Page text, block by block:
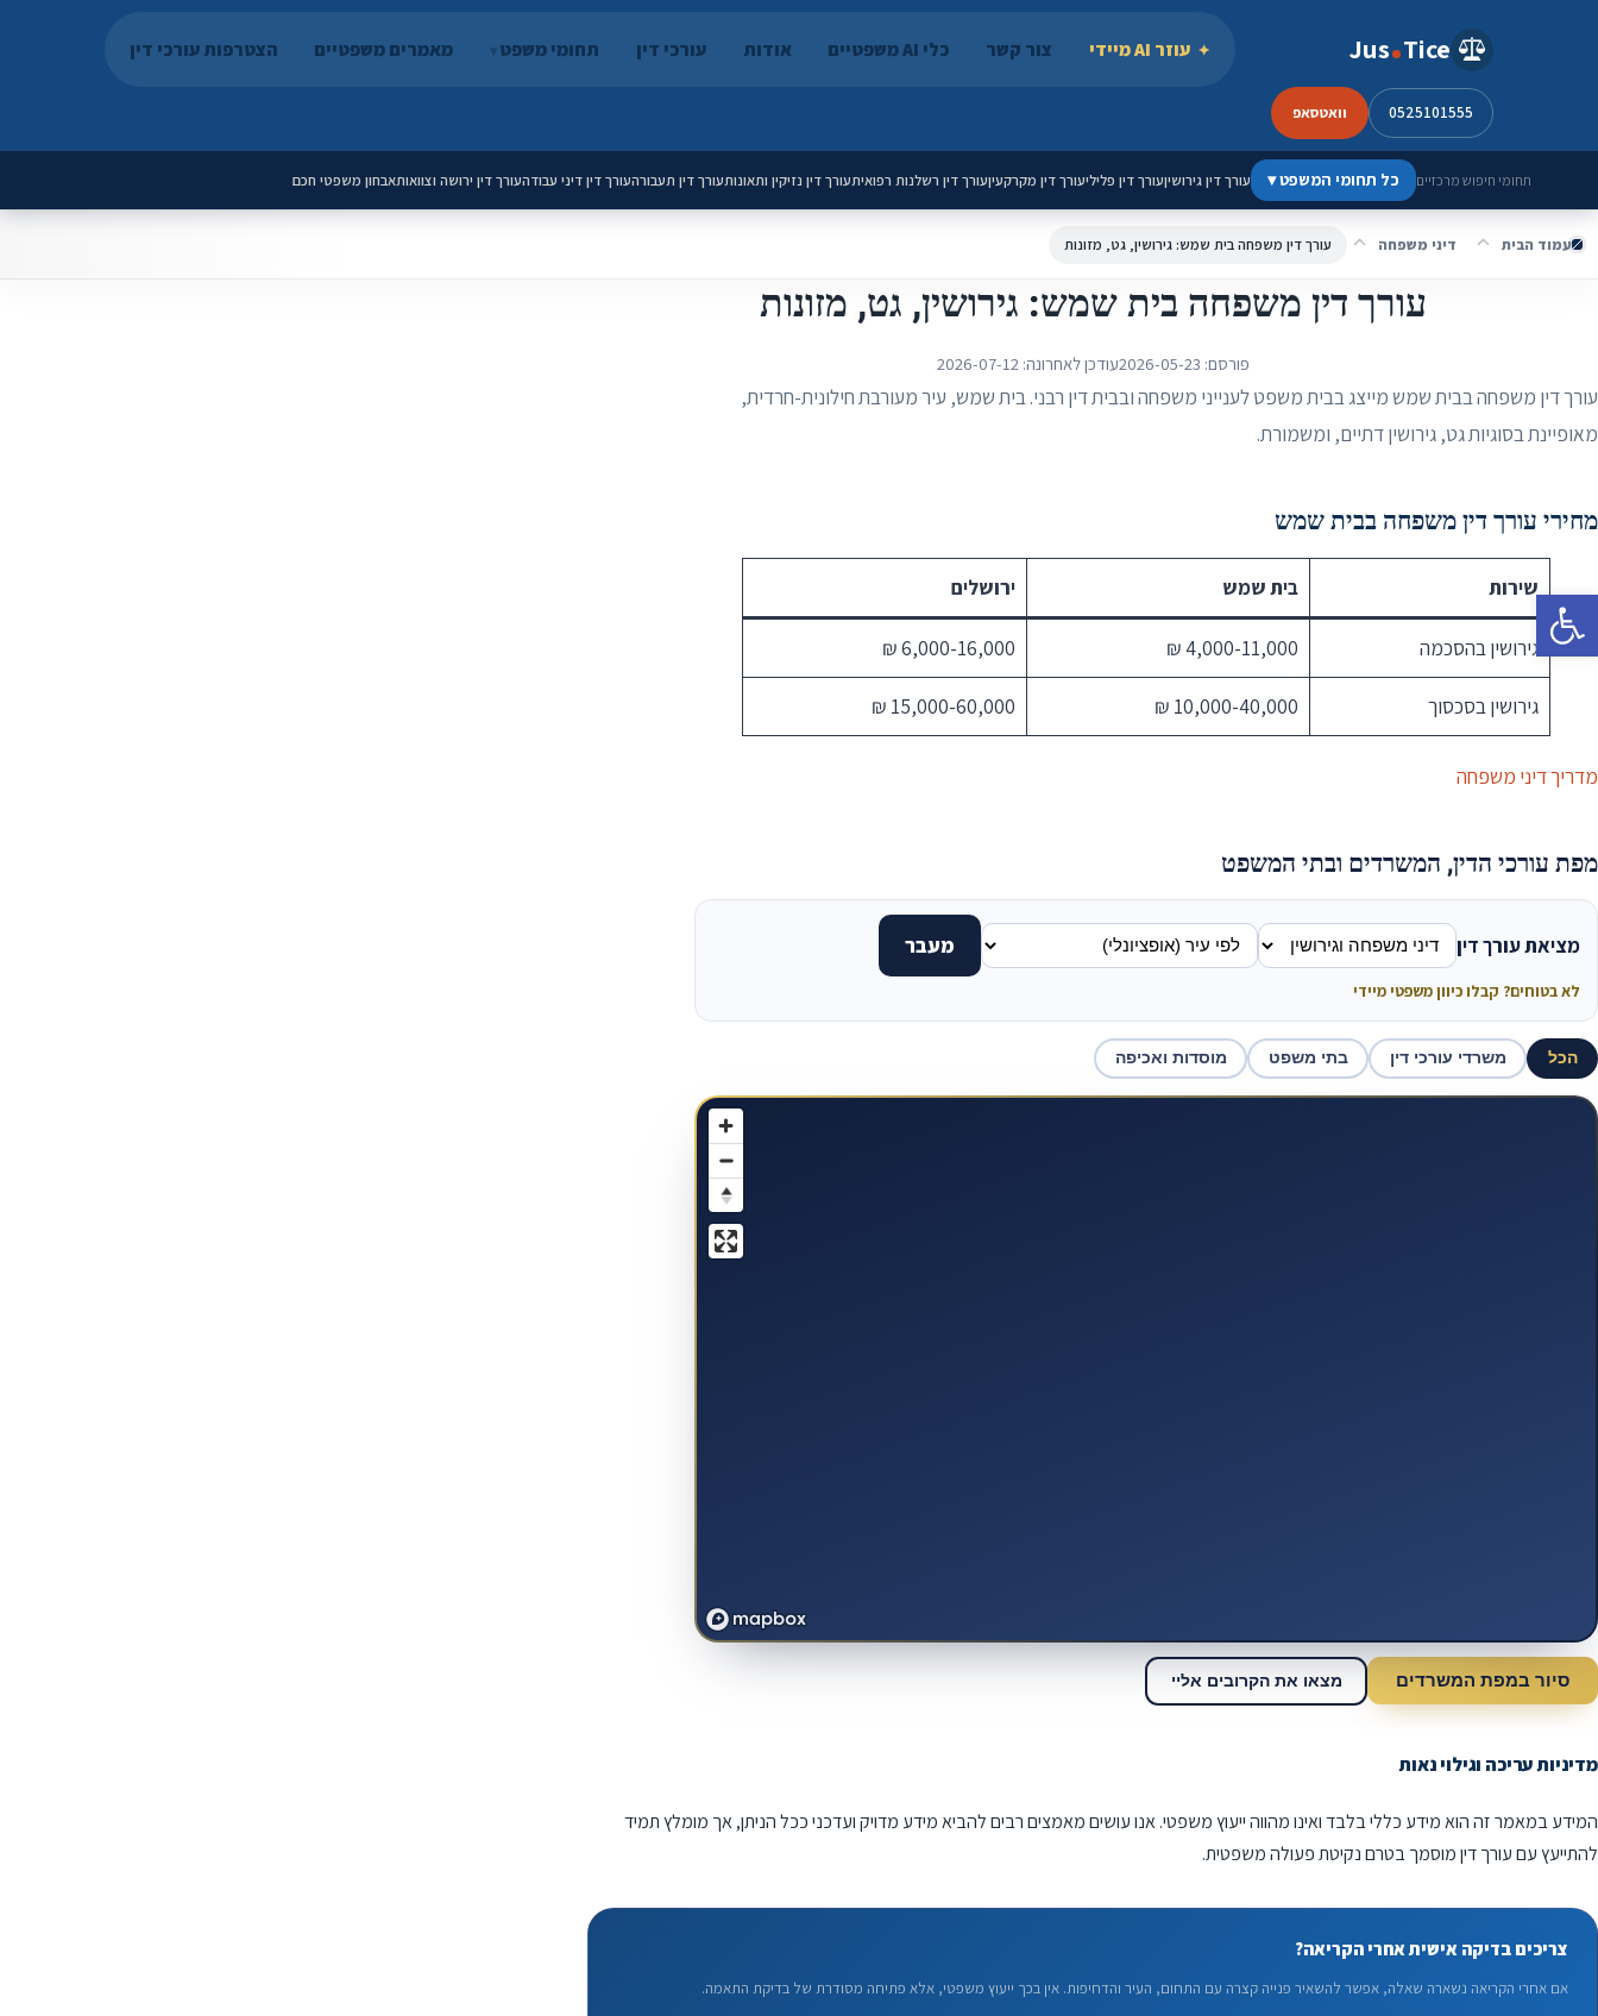
פתח סרגל נגישות
Jus Tice עוזר AI מיידי צור קשר כלי AI משפטיים אודות עורכי דין תחומי משפט מאמרים משפטיים הצטרפות עורכי דין
0525101555 וואטסאפ
תחומי חיפוש מרכזיים כל תחומי המשפט▾ עורך דין גירושיןעורך דין פליליעורך דין מקרקעיןעורך דין רשלנות רפואיתעורך דין נזיקין ותאונותעורך דין תעבורהעורך דין דיני עבודהעורך דין ירושה וצוואותאבחון משפטי חכם
עמוד הבית דיני משפחה עורך דין משפחה בית שמש: גירושין, גט, מזונות
עורך דין משפחה בית שמש: גירושין, גט, מזונות
פורסם: 2026-05-23עודכן לאחרונה:2026-07-12
עורך דין משפחה בבית שמש מייצג בבית משפט לענייני משפחה ובבית דין רבני. בית שמש, עיר מעורבת חילונית-חרדית,
מאופיינת בסוגיות גט, גירושין דתיים, ומשמורת.
מחירי עורך דין משפחה בבית שמש
שירות בית שמש ירושלים
גירושין בהסכמה 4,000-11,000 ₪
6,000-16,000 ₪
גירושין בסכסוך 10,000-40,000 ₪
15,000-60,000 ₪
מדריך דיני משפחה
מפת עורכי הדין, המשרדים ובתי המשפט
מציאת עורך דין מעבר
לא בטוחים? קבלו כיוון משפטי מיידי
הכל משרדי עורכי דין בתי משפט מוסדות ואכיפה
סיור במפת המשרדים מצאו את הקרובים אליי
מדיניות עריכה וגילוי נאות
המידע במאמר זה הוא מידע כללי בלבד ואינו מהווה ייעוץ משפטי. אנו עושים מאמצים רבים להביא מידע מדויק ועדכני ככל הניתן, אך מומלץ תמיד
להתייעץ עם עורך דין מוסמך בטרם נקיטת פעולה משפטית.
צריכים בדיקה אישית אחרי הקריאה?
אם אחרי הקריאה נשארה שאלה, אפשר להשאיר פנייה קצרה עם התחום, העיר והדחיפות. אין בכך ייעוץ משפטי, אלא פתיחה מסודרת של בדיקת התאמה.